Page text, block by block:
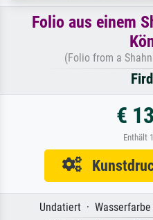
Folio aus einem
(Folio from a
€
Enthält
Undatiert ·